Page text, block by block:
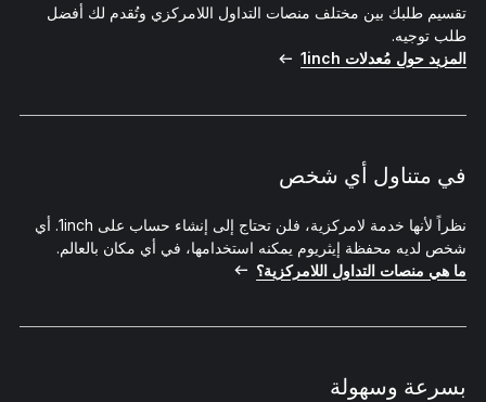
تقسيم طلبك بين مختلف منصات التداول اللامركزي وتُقدم لك أفضل
طلب توجيه.
المزيد حول مُعدلات 1inch
في متناول أي شخص
نظراً لأنها خدمة لامركزية، فلن تحتاج إلى إنشاء حساب على 1inch. أي
شخص لديه محفظة إيثريوم يمكنه استخدامها، في أي مكان بالعالم.
ما هي منصات التداول اللامركزية؟
بسرعة وسهولة